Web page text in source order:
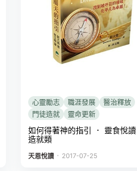
心靈勵志 職涯發展
醫治釋放
門徒造就
靈命更新
如何得著神的指引 ． 靈食悅讀
造就類
天恩悅讀． 2017-07-25